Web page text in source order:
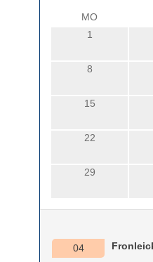
MO
1
8
15
22
29
04